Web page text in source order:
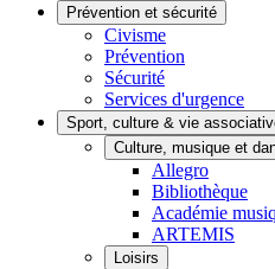
Prévention et sécurité
Civisme
Prévention
Sécurité
Services d'urgence
Sport, culture & vie
Culture, musique et
Allegro
Bibliothèque
Académie
ARTEMIS
Loisirs